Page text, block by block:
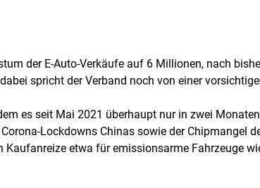
der E-Auto-Verkäufe auf 6 Millionen, nach
spricht der Verband noch von einer
es seit Mai 2021 überhaupt nur in zwei
Lockdowns Chinas sowie der Chipmangel
etwa für emissionsarme Fahrzeuge